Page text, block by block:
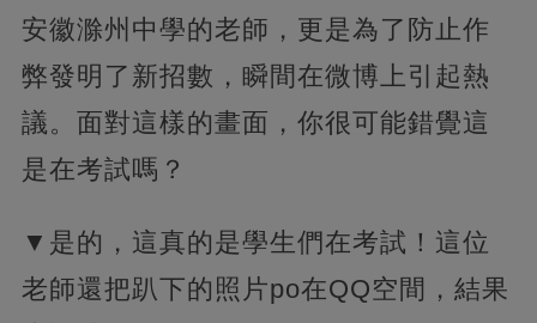
安徽滁州中學的老師，更是為了防止作
弊發明了新招數，瞬間在微博上引起熱
議。面對這樣的畫面，你很可能錯覺這
是在考試嗎？
▼是的，這真的是學生們在考試！這位
老師還把趴下的照片po在QQ空間， 結果